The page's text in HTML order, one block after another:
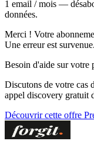
1 email / mois —
données.
Merci ! Votre
Une erreur est
Besoin d'aide sur votre
Discutons de votre cas
appel discovery gratuit
Découvrir cette offre